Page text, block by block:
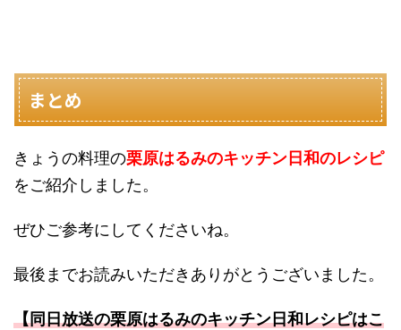
まとめ
きょうの料理の栗原はるみのキッチン日和のレシピ
をご紹介しました。
ぜひご参考にしてくださいね。
最後までお読みいただきありがとうございました。
【同日放送の栗原はるみのキッチン日和レシピはこ